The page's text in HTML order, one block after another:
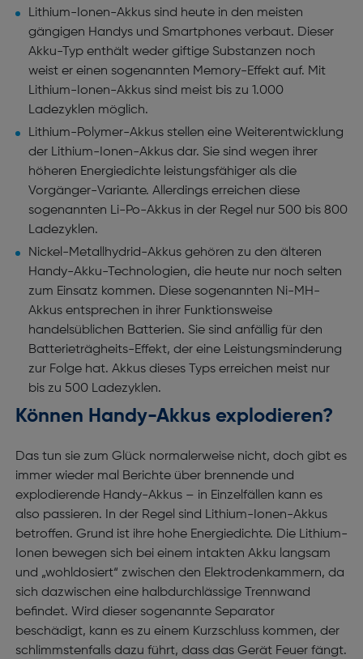
Lithium-Ionen-Akkus sind heute in den meisten
gängigen Handys und Smartphones verbaut. Dieser
Akku-Typ enthält weder giftige Substanzen noch
weist er einen sogenannten Memory-Effekt auf. Mit
Lithium-Ionen-Akkus sind meist bis zu 1.000
Ladezyklen möglich.
Lithium-Polymer-Akkus stellen eine Weiterentwicklung
der Lithium-Ionen-Akkus dar. Sie sind wegen ihrer
höheren Energiedichte leistungsfähiger als die
Vorgänger-Variante. Allerdings erreichen diese
sogenannten Li-Po-Akkus in der Regel nur 500 bis 800
Ladezyklen.
Nickel-Metallhydrid-Akkus gehören zu den älteren
Handy-Akku-Technologien, die heute nur noch selten
zum Einsatz kommen. Diese sogenannten Ni-MH-
Akkus entsprechen in ihrer Funktionsweise
handelsüblichen Batterien. Sie sind anfällig für den
Batterieträgheits-Effekt, der eine Leistungsminderung
zur Folge hat. Akkus dieses Typs erreichen meist nur
bis zu 500 Ladezyklen.
Können Handy-Akkus explodieren?
Das tun sie zum Glück normalerweise nicht, doch gibt es
immer wieder mal Berichte über brennende und
explodierende Handy-Akkus – in Einzelfällen kann es
also passieren. In der Regel sind Lithium-Ionen-Akkus
betroffen. Grund ist ihre hohe Energiedichte. Die Lithium-
Ionen bewegen sich bei einem intakten Akku langsam
und „wohldosiert“ zwischen den Elektrodenkammern, da
sich dazwischen eine halbdurchlässige Trennwand
befindet. Wird dieser sogenannte Separator
beschädigt, kann es zu einem Kurzschluss kommen, der
schlimmstenfalls dazu führt, dass das Gerät Feuer fängt.